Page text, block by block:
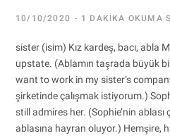
10/10/2020 1 DAKIKA OKUMA
sister (isim) Kız kardeş, bacı, abla
upstate. (Ablamın taşrada büyük
want to work in my sister’s
şirketinde çalışmak istiyorum.)
still admires her. (Sophie’nin
ablasına hayran oluyor.) Hemşire,